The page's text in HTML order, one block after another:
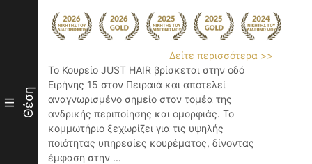
III Θέση
Δείτε περισσότερα >>
Το Κουρείο JUST HAIR βρίσκεται στην οδό
Ειρήνης 15 στον Πειραιά και αποτελεί
αναγνωρισμένο σημείο στον τομέα της
ανδρικής περιποίησης και ομορφιάς. Το
κομμωτήριο ξεχωρίζει για τις υψηλής
ποιότητας υπηρεσίες κουρέματος, δίνοντας
έμφαση στην ...